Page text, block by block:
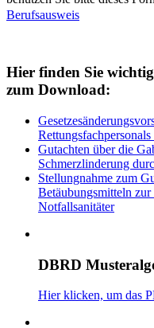
Berufsausweis
Hier finden Sie
zum Download:
Gutachten über die
Schmerzlinderung
Stellungnahme zum
Betäubungsmitteln
Notfallsanitäter
DBRD
Hier klicken, um das